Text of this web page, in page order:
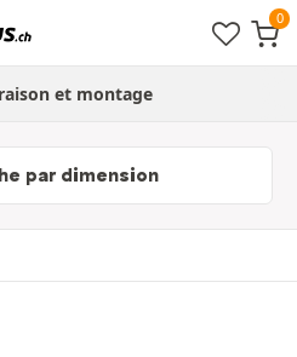
et montage
par dimension